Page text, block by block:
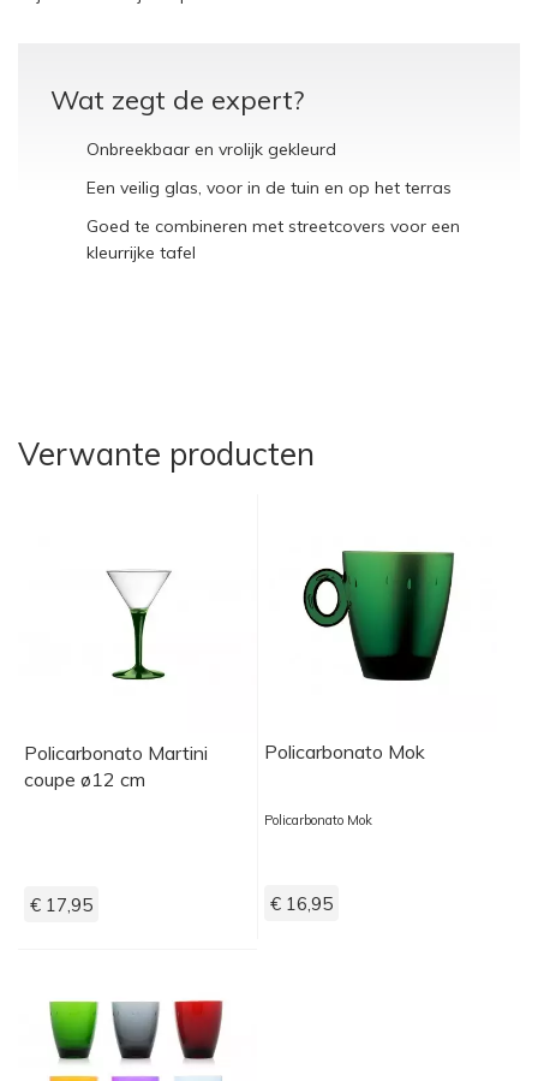
Wat zegt de expert?
Onbreekbaar en vrolijk gekleurd
Een veilig glas, voor in de tuin en op het terras
Goed te combineren met streetcovers voor een
kleurrijke tafel
Verwante producten
Policarbonato Martini
coupe ø12 cm
€ 17,95
Policarbonato Mok
Policarbonato Mok
€ 16,95